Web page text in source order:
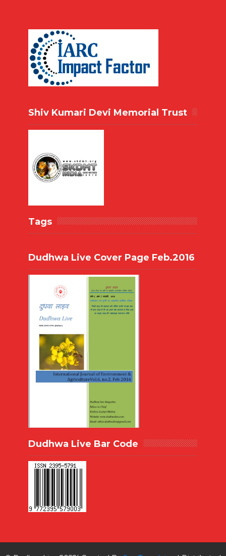
Shiv Kumari Devi Memorial Trust
Tags
Dudhwa Live Cover Page Feb.2016
Dudhwa Live Bar Code